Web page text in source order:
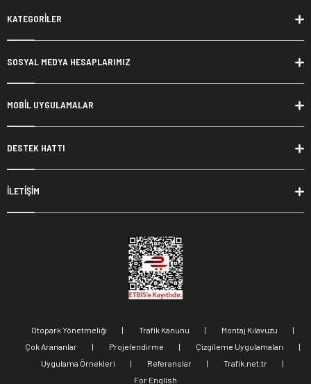
KATEGORİLER
SOSYAL MEDYA HESAPLARIMIZ
MOBİL UYGULAMALAR
DESTEK HATTI
İLETİŞİM
Otopark Yönetmeliği | Trafik Kanunu | Montaj Kılavuzu
|
Çok Arananlar
| Projelendirme | Çizgileme Uygulamaları
|
Uygulama Örnekleri
| Referanslar | Trafik.net.tr
|
For English